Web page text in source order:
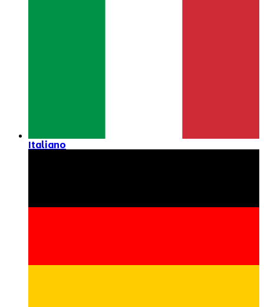
Italiano